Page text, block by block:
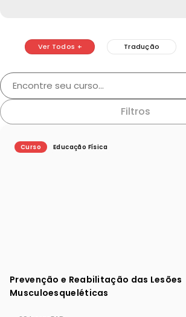
Ver Todos + Tradução
Filtros
Curso Educação Física
Prevenção e Reabilitação das Lesões
Musculoesqueléticas